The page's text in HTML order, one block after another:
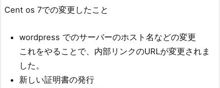
Cent os 7での変更したこと
wordpress でのサーバーのホスト名などの変更
これをやることで、内部リンクのURLが変更されま
した。
新しい証明書の発行